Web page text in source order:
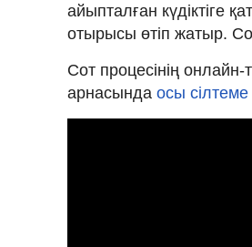
айыпталған күдіктіге
отырысы өтіп жатыр.
Сот процесінің
арнасында осы сілтеме